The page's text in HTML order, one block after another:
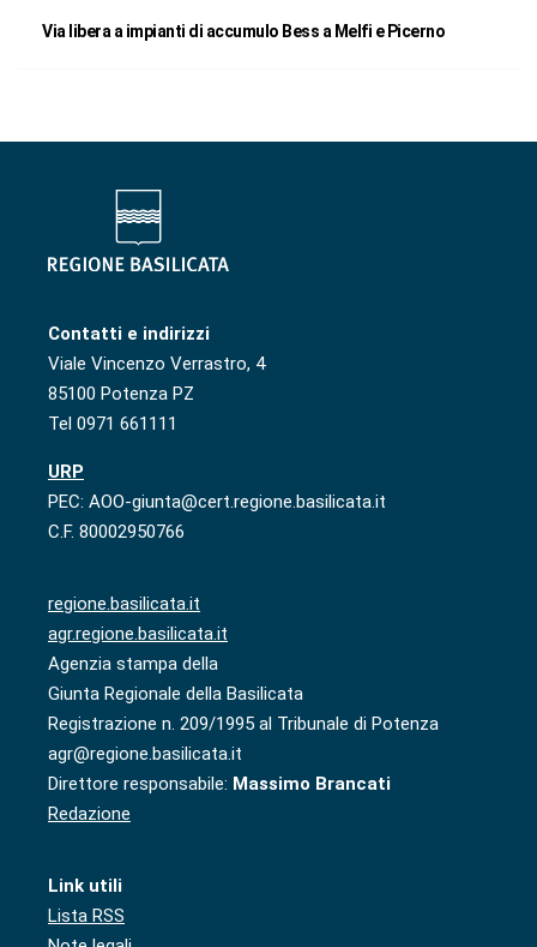
Via libera a impianti di accumulo Bess a Melfi e Picerno
Contatti e indirizzi
Viale Vincenzo Verrastro, 4
85100 Potenza PZ
Tel 0971 661111
URP
PEC: AOO-giunta@cert.regione.basilicata.it
C.F. 80002950766
regione.basilicata.it
agr.regione.basilicata.it
Agenzia stampa della
Giunta Regionale della Basilicata
Registrazione n. 209/1995 al Tribunale di Potenza
agr@regione.basilicata.it
Direttore responsabile: Massimo Brancati
Redazione
Link utili
Lista RSS